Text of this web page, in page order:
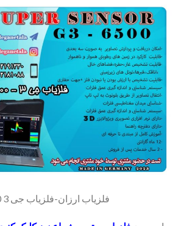
فلزیاب ارزان-فلزیاب جی 3 6500